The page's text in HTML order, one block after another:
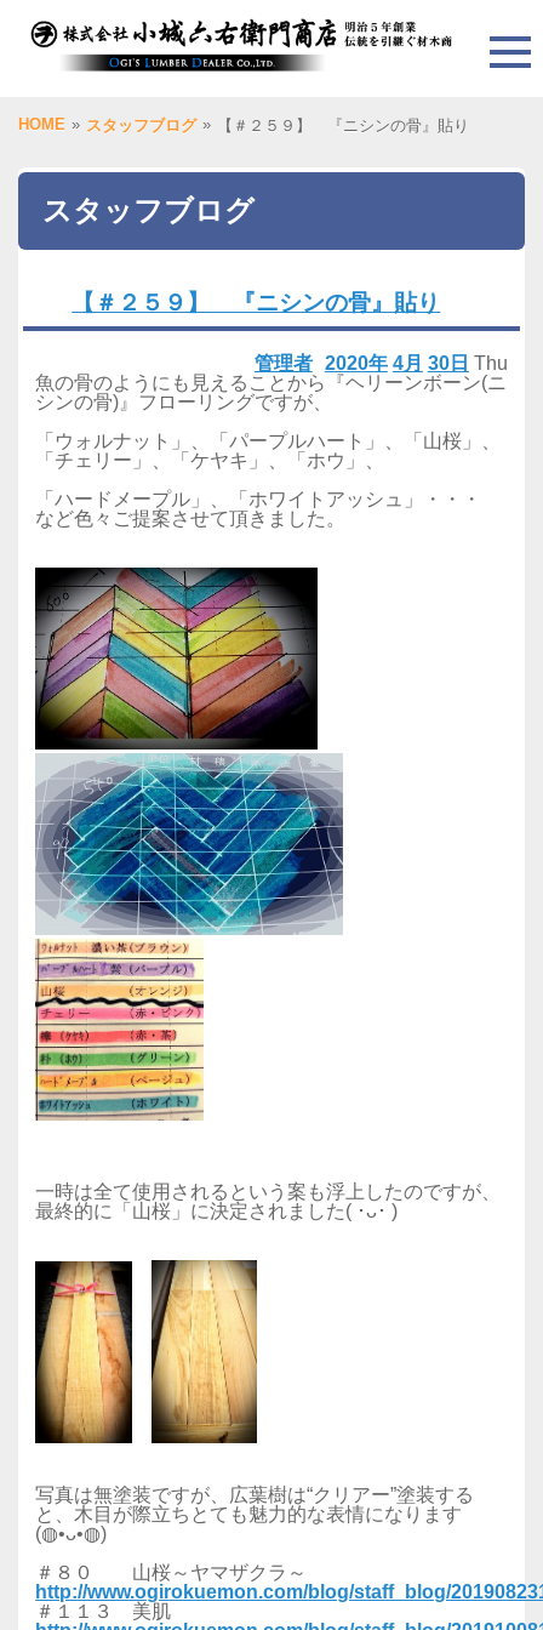
HOME » スタッフブログ » 【＃２５９】 『ニシンの骨』貼り
スタッフブログ
【＃２５９】 『ニシンの骨』貼り
2020年 4月 30日 Thu
管理者
魚の骨のようにも見えることから『ヘリーンボーン(ニ
シンの骨)』フローリングですが、
「ウォルナット」、「パープルハート」、「山桜」、
「チェリー」、「ケヤキ」、「ホウ」、
「ハードメープル」、「ホワイトアッシュ」・・・
など色々ご提案させて頂きました。
一時は全て使用されるという案も浮上したのですが、
最終的に「山桜」に決定されました( ･ᴗ･ )
写真は無塗装ですが、広葉樹は“クリアー”塗装する
と、木目が際立ちとても魅力的な表情になります
(◍•ᴗ•◍)
＃８０ 山桜～ヤマザクラ～
http://www.ogirokuemon.com/blog/staff_blog/
＃１１３ 美肌